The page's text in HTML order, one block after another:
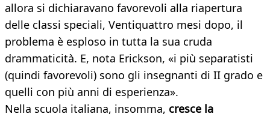
allora si dichiaravano favorevoli alla riapertura
delle classi speciali, Ventiquattro mesi dopo, il
problema è esploso in tutta la sua cruda
drammaticità. E, nota Erickson, «i più separatisti
(quindi favorevoli) sono gli insegnanti di II grado e
quelli con più anni di esperienza».
Nella scuola italiana, insomma, cresce la